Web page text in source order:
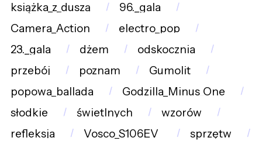
książka_z_duszą
96._gala
Camera_Action
electro_pop
23._gala
dżem
odskocznia
przebój
poznam
Gumolit
popowa_ballada
Godzilla_Minus_One
słodkie
świetlnych
wzorów
refleksja
Vosco_S106EV_
sprzętw